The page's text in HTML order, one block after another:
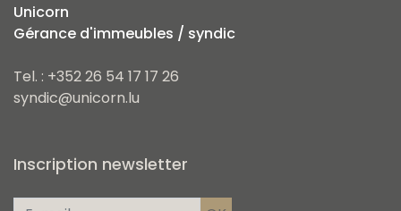
Unicorn
Gérance d'immeubles / syndic
Tel. : +352 26 54 17 17 26
syndic@unicorn.lu
Inscription newsletter